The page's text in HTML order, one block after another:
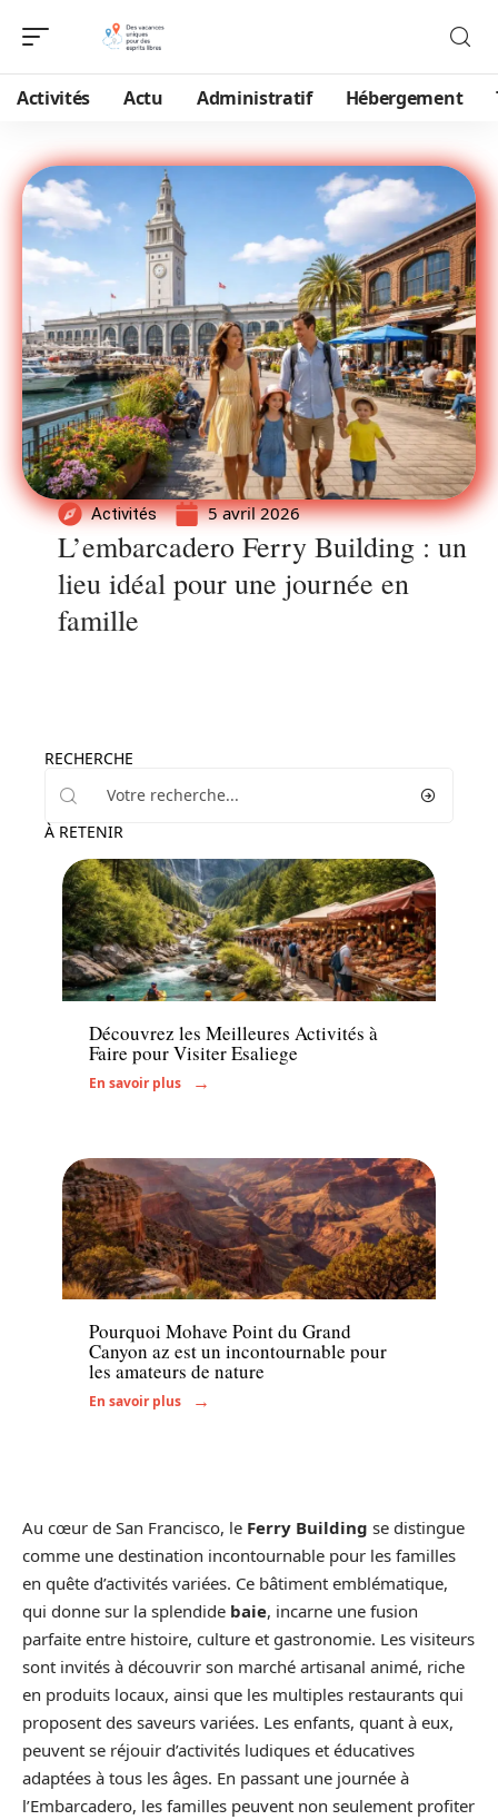
Activités Actu Administratif Hébergement
Activités 5 avril 2026
L’embarcadero Ferry Building : un
lieu idéal pour une journée en
famille
RECHERCHE
À RETENIR
Activités
Découvrez les Meilleures Activités à
Faire pour Visiter Esaliege
En savoir plus
Voyage
Pourquoi Mohave Point du Grand
Canyon az est un incontournable pour
les amateurs de nature
En savoir plus
Au cœur de San Francisco, le Ferry Building se distingue
comme une destination incontournable pour les familles
en quête d’activités variées. Ce bâtiment emblématique,
qui donne sur la splendide baie, incarne une fusion
parfaite entre histoire, culture et gastronomie. Les visiteurs
sont invités à découvrir son marché artisanal animé, riche
en produits locaux, ainsi que les multiples restaurants qui
proposent des saveurs variées. Les enfants, quant à eux,
peuvent se réjouir d’activités ludiques et éducatives
adaptées à tous les âges. En passant une journée à
l’Embarcadero, les familles peuvent non seulement profiter